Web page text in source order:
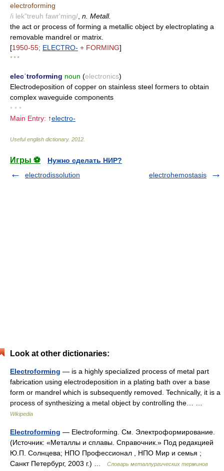
electroforming
/i lek"treuh fawr'ming/ n. Metall.
the act or process of forming a metallic object by electroplating a
removable mandrel or matrix.
[1950-55; ELECTRO- + FORMING]
* * *
elecˈtroforming noun (electronics)
Electrodeposition of copper on stainless steel formers to obtain
complex waveguide components
• • •
Main Entry: ↑electro-
Useful english dictionary. 2012
Игры ⚽
Нужно сделать НИР?
electrodissolution
electrohemostasis
Look at other dictionaries:
Electroforming — is a highly specialized process of metal part
fabrication using electrodeposition in a plating bath over a base
form or mandrel which is subsequently removed. Technically, it is a
process of synthesizing a metal object by controlling the… …
Wikipedia
Electroforming — Electroforming. См. Электроформирование.
(Источник: «Металлы и сплавы. Справочник.» Под редакцией
Ю.П. Солнцева; НПО Профессионал , НПО Мир и семья ;
Санкт Петербург, 2003 г.) …
Словарь металлургических терминов